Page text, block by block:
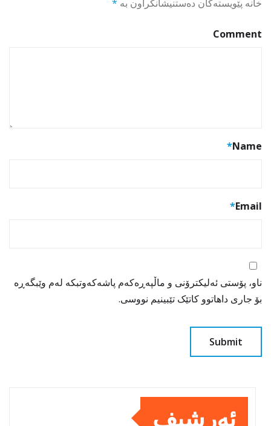
خانە پێویستەکان دەستنیشانکراون بە *
Comment
Name
*
Email
*
ناو، پۆستی ئەلیکترۆنی و ماڵپەڕەکەم پاشەکەوتبکە لەم وێبگەڕە
بۆ جاری داهاتوو کاتێک تێبینیم نووسی.
ئەرشیف